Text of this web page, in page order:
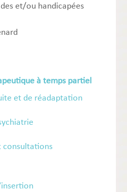
et/ou handicapées
à temps partiel
et de réadaptation
consultations